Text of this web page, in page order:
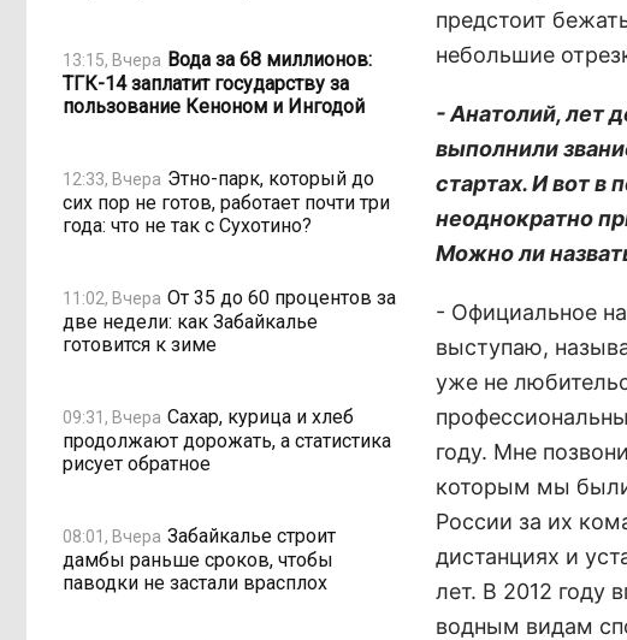
13:15, Вчера Вода за 68 миллионов:
ТГК-14 заплатит государству за
пользование Кеноном и Ингодой
12:33, Вчера Этно-парк, который до
сих пор не готов, работает почти три
года: что не так с Сухотино?
11:02, Вчера От 35 до 60 процентов за
две недели: как Забайкалье
готовится к зиме
09:31, Вчера Сахар, курица и хлеб
продолжают дорожать, а статистика
рисует обратное
08:01, Вчера Забайкалье строит
дамбы раньше сроков, чтобы
паводки не застали врасплох
предстоит
небольшие
- Анатолий, лет
выполнили
стартах. И вот
неоднократно
Можно ли
- Официальное
выступаю,
уже не
году. Мне
которым мы
России за их
дистанциях и
лет. В 2012 году
водным видам